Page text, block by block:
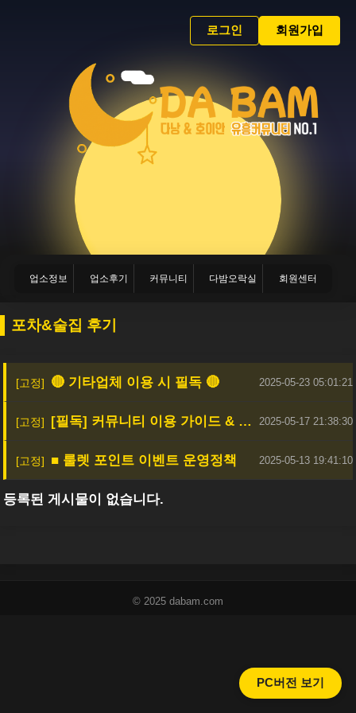
로그인 회원가입
업소정보 업소후기 커뮤니티 다밤오락실 회원센터
포차&술집 후기
🔴 기타업체 이용 시 필독 🔴 2025-05-23 05:01:21
[필독] 커뮤니티 이용 가이드 & 안전한 활동을 위한 안내 2025-05-17 21:38:30
■ 룰렛 포인트 이벤트 운영정책 2025-05-13 19:41:10
등록된 게시물이 없습니다.
© 2025 dabam.com
PC버전 보기